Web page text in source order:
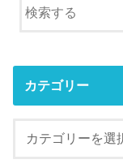
カテゴリー